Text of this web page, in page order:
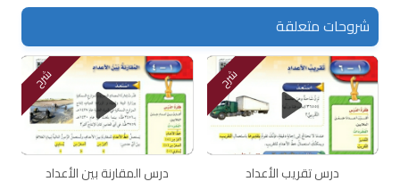
شروحات متعلقة
شرح
درس تقريب الأعداد
شرح
درس المقارنة بين الأعداد